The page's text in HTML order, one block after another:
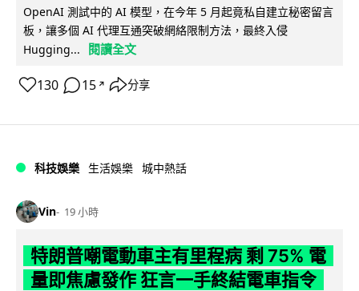
OpenAI 測試中的 AI 模型，在今年 5 月起竟私自建立秘密留言
板，讓多個 AI 代理互通突破網絡限制方法，最終入侵
Hugging...
閱讀全文
130 15 ↗ 分享
科技娛樂 生活娛樂 城中熱話
Vin 19 小時
特朗普嘲電動車主有里程病 剩 75% 電
量即焦慮發作 狂言一手終結電車指令